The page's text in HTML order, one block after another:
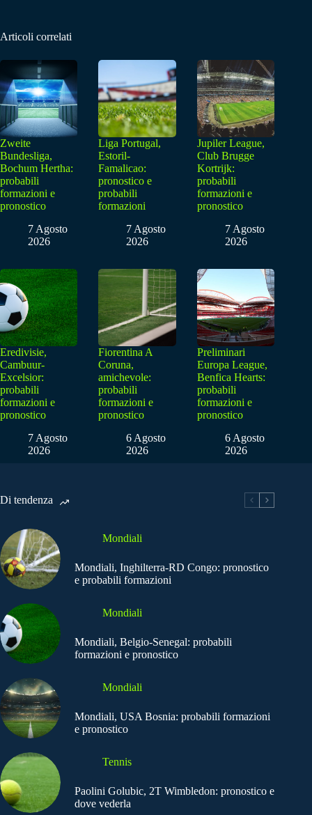
Articoli correlati
Zweite
Bundesliga,
Bochum Hertha:
probabili
formazioni e
pronostico
7 Agosto
2026
Liga Portugal,
Estoril-
Famalicao:
pronostico e
probabili
formazioni
7 Agosto
2026
Jupiler League,
Club Brugge
Kortrijk:
probabili
formazioni e
pronostico
7 Agosto
2026
Eredivisie,
Cambuur-
Excelsior:
probabili
formazioni e
pronostico
7 Agosto
2026
Fiorentina A
Coruna,
amichevole:
probabili
formazioni e
pronostico
6 Agosto
2026
Preliminari
Europa League,
Benfica Hearts:
probabili
formazioni e
pronostico
6 Agosto
2026
Di tendenza
Mondiali
Mondiali, Inghilterra-RD Congo: pronostico
e probabili formazioni
Mondiali
Mondiali, Belgio-Senegal: probabili
formazioni e pronostico
Mondiali
Mondiali, USA Bosnia: probabili formazioni
e pronostico
Tennis
Paolini Golubic, 2T Wimbledon: pronostico e
dove vederla